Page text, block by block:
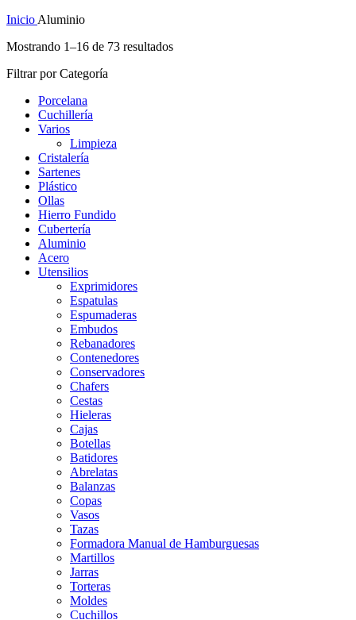
Inicio Aluminio
Mostrando 1–16 de 73 resultados
Filtrar por Categoría
Porcelana
Cuchillería
Varios
Limpieza
Cristalería
Sartenes
Plástico
Ollas
Hierro Fundido
Cubertería
Aluminio
Acero
Utensilios
Exprimidores
Espatulas
Espumaderas
Embudos
Rebanadores
Contenedores
Conservadores
Chafers
Cestas
Hieleras
Cajas
Botellas
Batidores
Abrelatas
Balanzas
Copas
Vasos
Tazas
Formadora Manual de Hamburguesas
Martillos
Jarras
Torteras
Moldes
Cuchillos